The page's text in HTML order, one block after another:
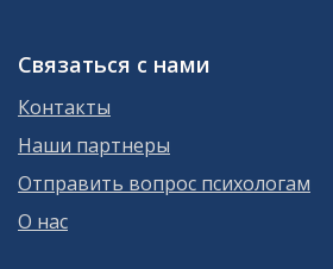
Связаться с нами
Контакты
Наши партнеры
Отправить вопрос психологам
О нас